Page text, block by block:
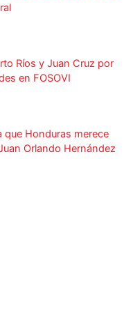
Ríos y Juan Cruz por
en FOSOVI
Honduras merece
Orlando Hernández